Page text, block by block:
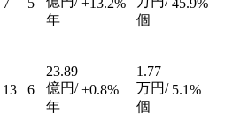
7 5
年
+13.2%
個
45.9%
13 6
23.89
億円/
年
+0.8%
1.77
万円/
個
5.1%